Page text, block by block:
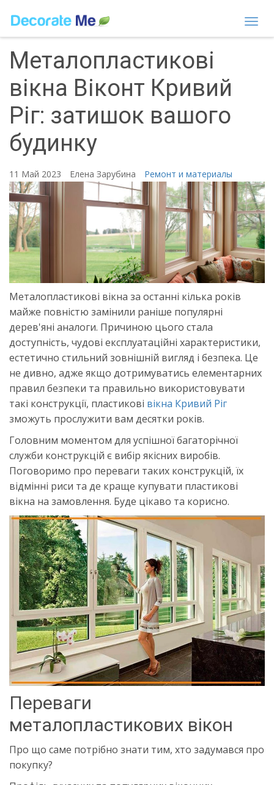
Металопластикові
вікна Віконт Кривий
Ріг: затишок вашого
будинку
11 Май 2023 Елена Зарубина Ремонт и материалы
Металопластикові вікна за останні кілька років
майже повністю замінили раніше популярні
дерев'яні аналоги. Причиною цього стала
доступність, чудові експлуатаційні характеристики,
естетично стильний зовнішній вигляд і безпека. Це
не дивно, адже якщо дотримуватись елементарних
правил безпеки та правильно використовувати
такі конструкції, пластикові вікна Кривий Ріг
зможуть прослужити вам десятки років.
Головним моментом для успішної багаторічної
служби конструкцій є вибір якісних виробів.
Поговоримо про переваги таких конструкцій, їх
відмінні риси та де краще купувати пластикові
вікна на замовлення. Буде цікаво та корисно.
Переваги
металопластикових вікон
Про що саме потрібно знати тим, хто задумався про
покупку?